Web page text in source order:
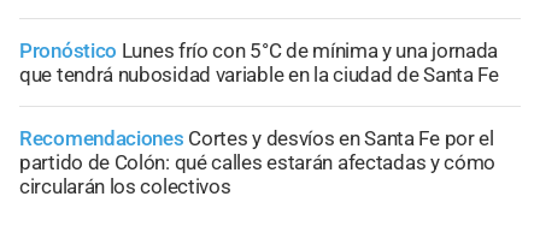
Pronóstico Lunes frío con 5°C de mínima y una jornada
que tendrá nubosidad variable en la ciudad de Santa Fe
Recomendaciones Cortes y desvíos en Santa Fe por el
partido de Colón: qué calles estarán afectadas y cómo
circularán los colectivos